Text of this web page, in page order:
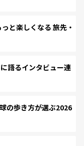
と楽しくなる 旅先・
語るインタビュー連
の歩き方が選ぶ2026